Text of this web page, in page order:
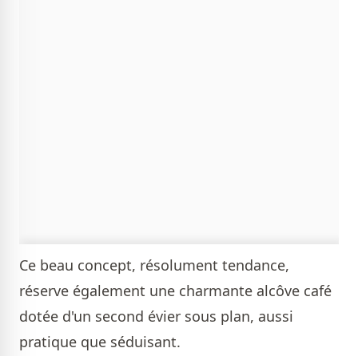
Ce beau concept, résolument tendance,
réserve également une charmante alcôve café
dotée d'un second évier sous plan, aussi
pratique que séduisant.